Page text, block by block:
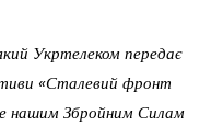
Укртелеком передає
«Сталевий фронт
нашим Збройним Силам